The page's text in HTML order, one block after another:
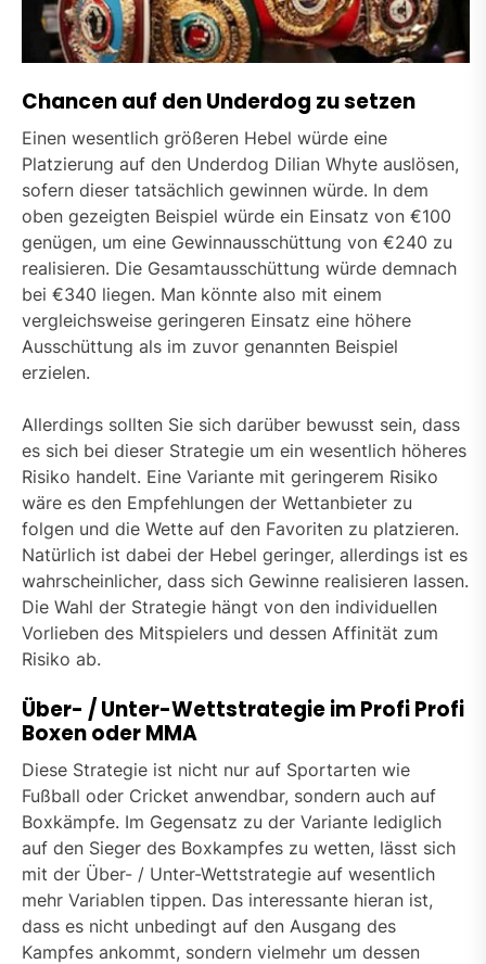
Chancen auf den Underdog zu setzen
Einen wesentlich größeren Hebel würde eine
Platzierung auf den Underdog Dilian Whyte auslösen,
sofern dieser tatsächlich gewinnen würde. In dem
oben gezeigten Beispiel würde ein Einsatz von €100
genügen, um eine Gewinnausschüttung von €240 zu
realisieren. Die Gesamtausschüttung würde demnach
bei €340 liegen. Man könnte also mit einem
vergleichsweise geringeren Einsatz eine höhere
Ausschüttung als im zuvor genannten Beispiel
erzielen.
Allerdings sollten Sie sich darüber bewusst sein, dass
es sich bei dieser Strategie um ein wesentlich höheres
Risiko handelt. Eine Variante mit geringerem Risiko
wäre es den Empfehlungen der Wettanbieter zu
folgen und die Wette auf den Favoriten zu platzieren.
Natürlich ist dabei der Hebel geringer, allerdings ist es
wahrscheinlicher, dass sich Gewinne realisieren lassen.
Die Wahl der Strategie hängt von den individuellen
Vorlieben des Mitspielers und dessen Affinität zum
Risiko ab.
Über- / Unter-Wettstrategie im Profi Profi
Boxen oder MMA
Diese Strategie ist nicht nur auf Sportarten wie
Fußball oder Cricket anwendbar, sondern auch auf
Boxkämpfe. Im Gegensatz zu der Variante lediglich
auf den Sieger des Boxkampfes zu wetten, lässt sich
mit der Über- / Unter-Wettstrategie auf wesentlich
mehr Variablen tippen. Das interessante hieran ist,
dass es nicht unbedingt auf den Ausgang des
Kampfes ankommt, sondern vielmehr um dessen